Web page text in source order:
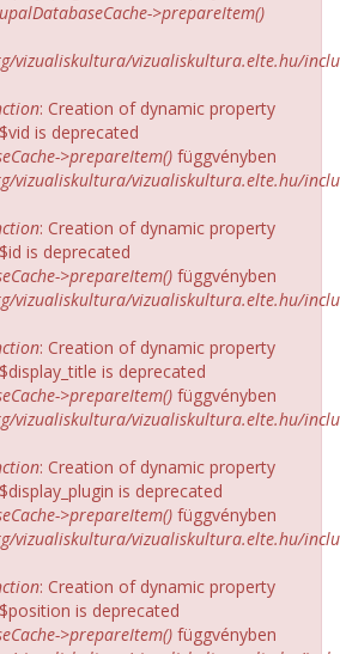
>prepareItem()
vizualiskultura/vizualiskultura.elte.hu/
: Creation of dynamic property
is deprecated
>prepareItem() függvényben
vizualiskultura/vizualiskultura.elte.hu/
: Creation of dynamic property
is deprecated
>prepareItem() függvényben
vizualiskultura/vizualiskultura.elte.hu/
: Creation of dynamic property
is deprecated
>prepareItem() függvényben
vizualiskultura/vizualiskultura.elte.hu/
: Creation of dynamic property
is deprecated
>prepareItem() függvényben
vizualiskultura/vizualiskultura.elte.hu/
: Creation of dynamic property
is deprecated
>prepareItem() függvényben